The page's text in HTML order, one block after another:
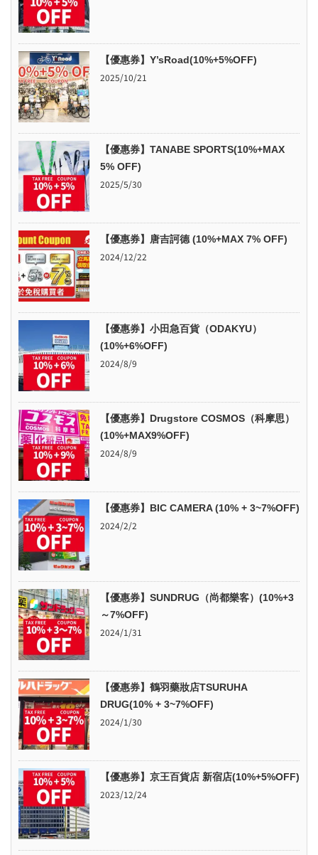
【優惠券】Y’sRoad(10%+5%OFF)
2025/10/21
【優惠券】TANABE SPORTS(10%+MAX
5% OFF)
2025/5/30
【優惠券】唐吉訶德 (10%+MAX 7% OFF)
2024/12/22
【優惠券】小田急百貨（ODAKYU）
(10%+6%OFF)
2024/8/9
【優惠券】Drugstore COSMOS（科摩思）
(10%+MAX9%OFF)
2024/8/9
【優惠券】BIC CAMERA (10% + 3~7%OFF)
2024/2/2
【優惠券】SUNDRUG（尚都樂客）(10%+3
～7%OFF)
2024/1/31
【優惠券】鶴羽藥妝店TSURUHA
DRUG(10% + 3~7%OFF)
2024/1/30
【優惠券】京王百貨店 新宿店(10%+5%OFF)
2023/12/24